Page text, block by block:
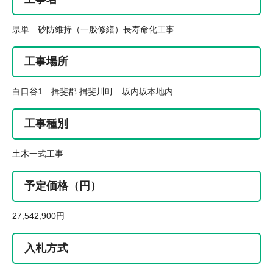
県単 砂防維持（一般修繕）長寿命化工事
工事場所
白口谷1 揖斐郡 揖斐川町 坂内坂本地内
工事種別
土木一式工事
予定価格（円）
27,542,900円
入札方式